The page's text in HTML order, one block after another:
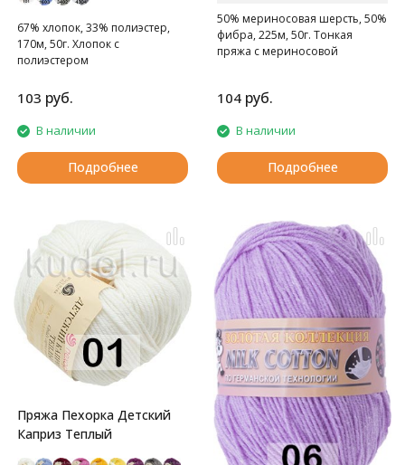
67% хлопок, 33% полиэстер,
170м, 50г. Хлопок с
полиэстером
103 руб.
В наличии
Подробнее
50% мериносовая шерсть, 50%
фибра, 225м, 50г. Тонкая
пряжа с мериносовой
104 руб.
В наличии
Подробнее
Пряжа Пехорка Детский
Каприз Теплый